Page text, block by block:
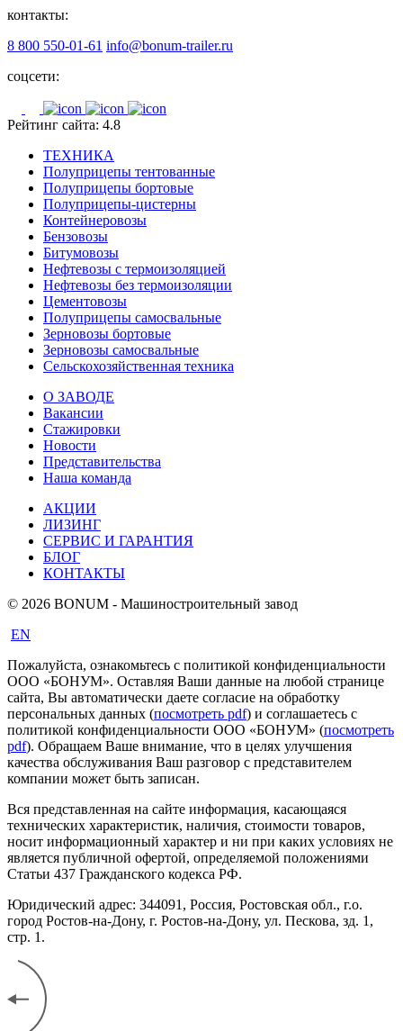
контакты:
8 800 550-01-61 info@bonum-trailer.ru
соцсети:
Рейтинг сайта: 4.8
ТЕХНИКА
Полуприцепы тентованные
Полуприцепы бортовые
Полуприцепы-цистерны
Контейнеровозы
Бензовозы
Битумовозы
Нефтевозы с термоизоляцией
Нефтевозы без термоизоляции
Цементовозы
Полуприцепы самосвальные
Зерновозы бортовые
Зерновозы самосвальные
Сельскохозяйственная техника
О ЗАВОДЕ
Вакансии
Стажировки
Новости
Представительства
Наша команда
АКЦИИ
ЛИЗИНГ
СЕРВИС И ГАРАНТИЯ
БЛОГ
КОНТАКТЫ
© 2026 BONUM - Машиностроительный завод
EN
Пожалуйста, ознакомьтесь с политикой конфиденциальности
ООО «БОНУМ». Оставляя Ваши данные на любой странице
сайта, Вы автоматически даете согласие на обработку
персональных данных (посмотреть pdf) и соглашаетесь с
политикой конфиденциальности ООО «БОНУМ» (посмотреть
pdf). Обращаем Ваше внимание, что в целях улучшения
качества обслуживания Ваш разговор с представителем
компании может быть записан.
Вся представленная на сайте информация, касающаяся
технических характеристик, наличия, стоимости товаров,
носит информационный характер и ни при каких условиях не
является публичной офертой, определяемой положениями
Статьи 437 Гражданского кодекса РФ.
Юридический адрес: 344091, Россия, Ростовская обл., г.о.
город Ростов-на-Дону, г. Ростов-на-Дону, ул. Пескова, зд. 1,
стр. 1.